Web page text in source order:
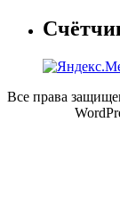
Все права